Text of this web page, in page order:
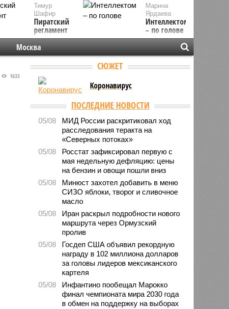
Марина
Ярдаева
Интеллектом
– по голове
Тимур
Шафир
Пиратский
регламент
Москва
1633
СЮЖЕТ
Коронавирус
ПОСЛЕДНИЕ НОВОСТИ
05/08
МИД России раскритиковал ход
расследования теракта на
«Северных потоках»
05/08
Росстат зафиксировал первую с
мая недельную дефляцию: цены
на бензин и овощи пошли вниз
05/08
Минюст захотел добавить в меню
СИЗО яблоки, творог и сливочное
масло
05/08
Иран раскрыл подробности нового
маршрута через Ормузский
пролив
05/08
Госдеп США объявил рекордную
награду в 102 миллиона долларов
за головы лидеров мексиканского
картеля
05/08
Инфантино пообещал Марокко
финал чемпионата мира 2030 года
в обмен на поддержку на выборах